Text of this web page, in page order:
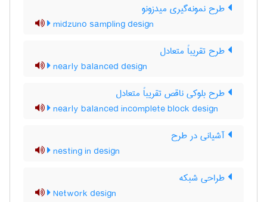
طرح نمونه‌گیری میدزونو
midzuno sampling design
طرح تقریباً متعادل
nearly balanced design
طرح بلوکی ناقص تقریباً متعادل
nearly balanced incomplete block design
آشیانی در طرح
nesting in design
طراحی شبکه
Network design